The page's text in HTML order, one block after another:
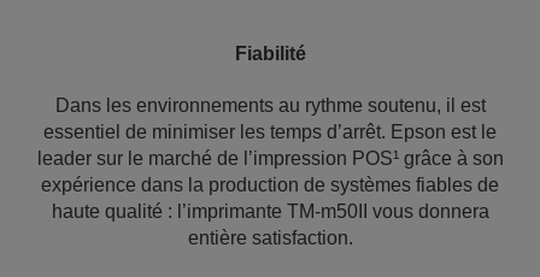
Fiabilité
Dans les environnements au rythme soutenu, il est
essentiel de minimiser les temps d’arrêt. Epson est le
leader sur le marché de l’impression POS¹ grâce à son
expérience dans la production de systèmes fiables de
haute qualité : l’imprimante TM-m50II vous donnera
entière satisfaction.